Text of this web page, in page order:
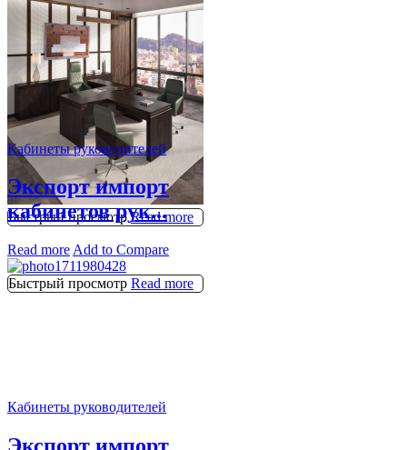
Быстрый просмотр Read more
Кабинеты руководителей
Экспорт импорт
кабинетов рук...
Read more Add to Compare
Быстрый просмотр Read more
Кабинеты руководителей